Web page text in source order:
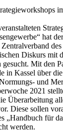
hat
Diskurs mit
Mit den
in Kassel über
und
2021
Überarbeitung
Diese sollen
„Handbuch für
werden.